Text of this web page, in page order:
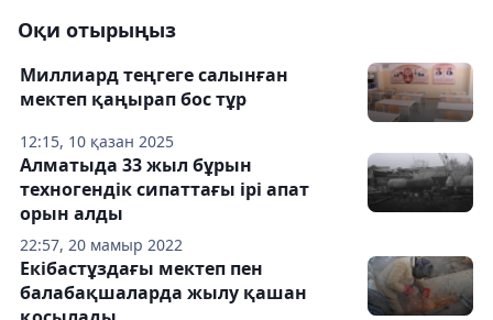
Оқи отырыңыз
12:15, 10 қазан 2025
Миллиард теңгеге салынған
мектеп қаңырап бос тұр
22:57, 20 мамыр 2022
Алматыда 33 жыл бұрын
техногендік сипаттағы ірі апат
орын алды
Екібастұздағы мектеп пен
балабақшаларда жылу қашан